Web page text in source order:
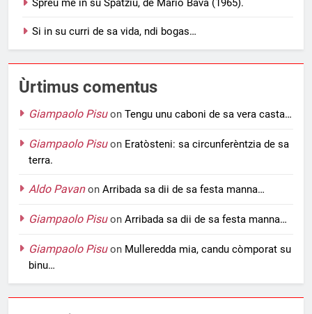
Spreu me in su Spàtziu, de Mario Bava (1965).
Si in su curri de sa vida, ndi bogas…
Ùrtimus comentus
Giampaolo Pisuon Tengu unu caboni de sa vera casta…
Giampaolo Pisuon Eratòsteni: sa circunferèntzia de sa
terra.
Aldo Pavanon Arribada sa dii de sa festa manna…
Giampaolo Pisuon Arribada sa dii de sa festa manna…
Giampaolo Pisuon Mulleredda mia, candu còmporat su
binu…